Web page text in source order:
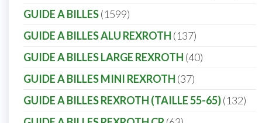
GUIDE A BILLES 1599
GUIDE A BILLES ALU REXROTH 137
GUIDE A BILLES LARGE REXROTH 40
GUIDE A BILLES MINI REXROTH 37
GUIDE A BILLES REXROTH (TAILLE 55-65) 132